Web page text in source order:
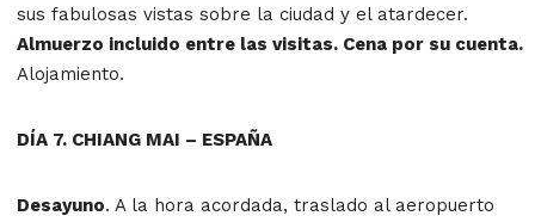
sus fabulosas vistas sobre la ciudad y el atardecer.
Almuerzo incluido entre las visitas. Cena por su cuenta.
Alojamiento.
DÍA 7. CHIANG MAI – ESPAÑA
Desayuno. A la hora acordada, traslado al aeropuerto